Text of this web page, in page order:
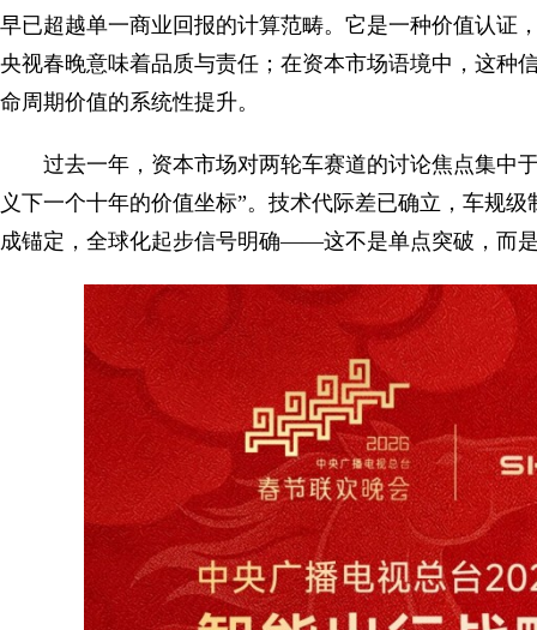
早已超越单一商业回报的计算范畴。它是一种价值认证
央视春晚意味着品质与责任；在资本市场语境中，这种
命周期价值的系统性提升。
过去一年，资本市场对两轮车赛道的讨论焦点集中
义下一个十年的价值坐标”。技术代际差已确立，车规
成锚定，全球化起步信号明确——这不是单点突破，而